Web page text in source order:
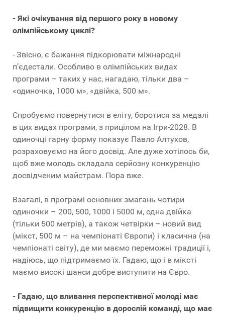
- Які очікування від першого року в новому
олімпійському циклі?
- Звісно, є бажання підкорювати міжнародні
п’єдестали. Особливо в олімпійських видах
програми – таких у нас, нагадаю, тільки два –
«одиночка, 1000 м», «двійка, 500 м».
Спробуємо повернутися в еліту, боротися за медалі
в цих видах програми, з прицілом на Ігри-2028. В
одиночці гарну форму показує Павло Алтухов,
розраховуємо на його досвід. Але дуже хотілось би,
щоб вже молодь складала серйозну конкуренцію
досвідченим майстрам. Пора вже.
Взагалі, в програмі основних змагань чотири
одиночки – 200, 500, 1000 і 5000 м, одна двійка
(тільки 500 метрів), а також четвірки – новий вид
(мікст, 500 м – на чемпіонаті Європи) і класична (на
чемпіонаті світу), де ми маємо переможні традиції і,
надіюсь, що підтримаємо їх. Гадаю, що і в міксті
маємо високі шанси добре виступити на Євро.
- Гадаю, що вливання перспективної молоді має
підвищити конкуренцію в дорослій команді, що має